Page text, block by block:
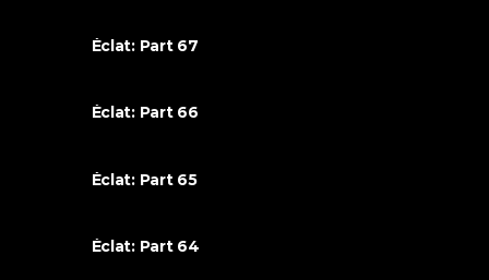
Éclat: Part 67
Éclat: Part 66
Éclat: Part 65
Éclat: Part 64